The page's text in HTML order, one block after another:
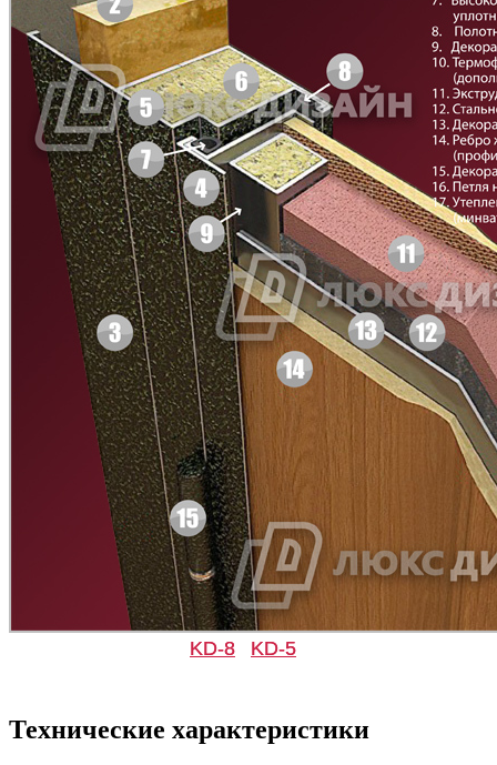
Д-11 Н Д-11 С
Д-11 СС Д-15 60
C45 C46
C48
C49 C50
KD-8 KD-5
Технические характеристики